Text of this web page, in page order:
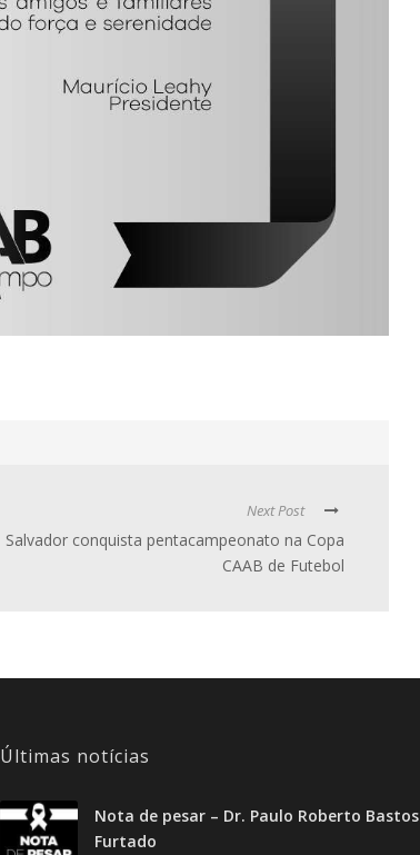
Next Post
Salvador conquista pentacampeonato na Copa
CAAB de Futebol
Últimas notícias
Nota de pesar – Dr. Paulo Roberto Bastos
Furtado